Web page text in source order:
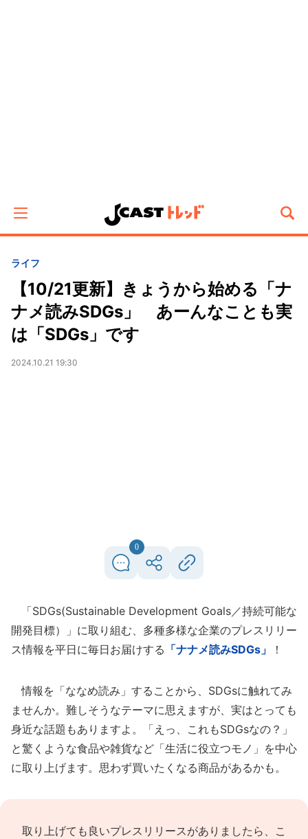
ライフ
【10/21更新】きょうから始める「ナ
ナメ読みSDGs」 あーんなことも実
は「SDGs」です
2024.10.21 19:30
0
「SDGs(Sustainable Development Goals／持続可能な
開発目標）」に取り組む、多種多様な企業のプレスリリー
ス情報を平日に毎日お届けする 「ナナメ読みSDGs」 ！
情報を「ななめ読み」することから、SDGsに触れてみ
ませんか。難しそうなテーマに思えますが、実はとっても
身近な話題もありますよ。「えっ、これもSDGsなの？」
と驚くような食品や雑貨など「生活に役立つモノ」を中心
に取り上げます。思わず買いたくなる商品があるかも。
取り上げても良いプレスリリースがありましたら、 こ